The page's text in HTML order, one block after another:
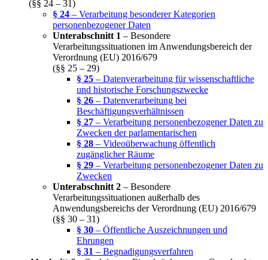
(§§ 24 – 31)
§ 24 – Verarbeitung besonderer Kategorien
personenbezogener Daten
Unterabschnitt 1 – Besondere
Verarbeitungssituationen im Anwendungsbereich der
Verordnung (EU) 2016/679
(§§ 25 – 29)
§ 25 – Datenverarbeitung für wissenschaftliche
und historische Forschungszwecke
§ 26 – Datenverarbeitung bei
Beschäftigungsverhältnissen
§ 27 – Verarbeitung personenbezogener Daten zu
Zwecken der parlamentarischen
§ 28 – Videoüberwachung öffentlich
zugänglicher Räume
§ 29 – Verarbeitung personenbezogener Daten zu
Zwecken
Unterabschnitt 2 – Besondere
Verarbeitungssituationen außerhalb des
Anwendungsbereichs der Verordnung (EU) 2016/679
(§§ 30 – 31)
§ 30 – Öffentliche Auszeichnungen und
Ehrungen
§ 31 – Begnadigungsverfahren